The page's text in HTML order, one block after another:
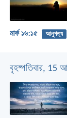
মার্ক ১৬:১৫ আনুগত্য
বৃহষ্পতিবার, 15